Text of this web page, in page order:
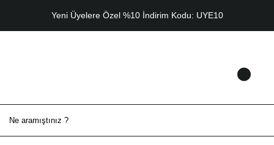
Yeni Üyelere Özel %10 İndirim Kodu: UYE10